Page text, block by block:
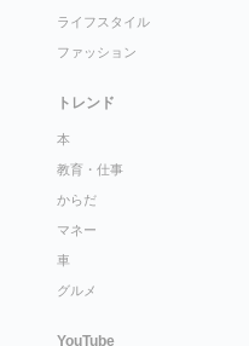
ライフスタイル
ファッション
トレンド
本
教育・仕事
からだ
マネー
車
グルメ
YouTube